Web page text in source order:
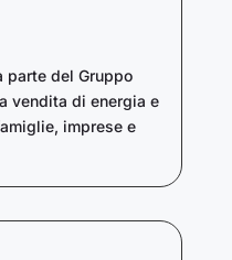
parte del Gruppo
vendita di energia e
imprese e